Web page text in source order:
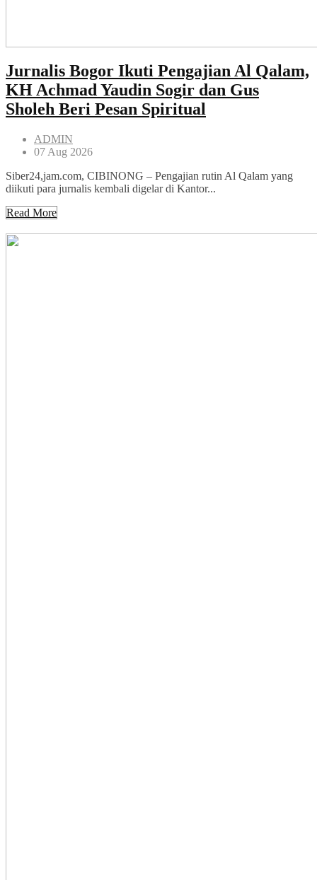
Jurnalis Bogor Ikuti Pengajian Al Qalam,
KH Achmad Yaudin Sogir dan Gus
Sholeh Beri Pesan Spiritual
ADMIN
07 Aug 2026
Siber24,jam.com, CIBINONG – Pengajian rutin Al Qalam yang
diikuti para jurnalis kembali digelar di Kantor...
Read More